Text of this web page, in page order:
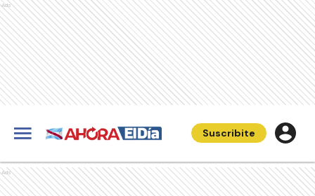
Ads
Suscribite
Ads